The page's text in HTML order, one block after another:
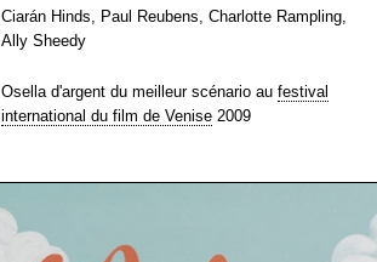
Ciarán Hinds, Paul Reubens, Charlotte Rampling,
Ally Sheedy
Osella d'argent du meilleur scénario au festival
international du film de Venise 2009